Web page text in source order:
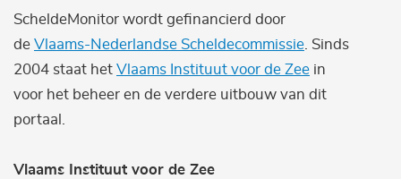
ScheldeMonitor wordt gefinancierd door
de Vlaams-Nederlandse Scheldecommissie . Sinds
2004 staat het Vlaams Instituut voor de Zee in
voor het beheer en de verdere uitbouw van dit
portaal.
Vlaams Instituut voor de Zee